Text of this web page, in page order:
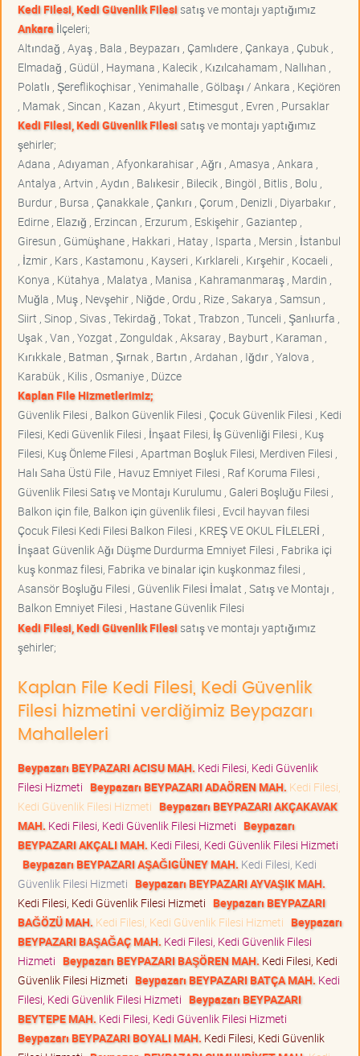
Kedi Filesi, Kedi Güvenlik Filesisatış ve montajı yaptığımız
Ankara İlçeleri;
Altındağ , Ayaş , Bala , Beypazarı , Çamlıdere , Çankaya , Çubuk ,
Elmadağ , Güdül , Haymana , Kalecik , Kızılcahamam , Nallıhan ,
Polatlı , Şereflikoçhisar , Yenimahalle , Gölbaşı / Ankara , Keçiören
, Mamak , Sincan , Kazan , Akyurt , Etimesgut , Evren , Pursaklar
Kedi Filesi, Kedi Güvenlik Filesisatış ve montajı yaptığımız
şehirler;
Adana , Adıyaman , Afyonkarahisar , Ağrı , Amasya , Ankara ,
Antalya , Artvin , Aydın , Balıkesir , Bilecik , Bingöl , Bitlis , Bolu ,
Burdur , Bursa , Çanakkale , Çankırı , Çorum , Denizli , Diyarbakır ,
Edirne , Elazığ , Erzincan , Erzurum , Eskişehir , Gaziantep ,
Giresun , Gümüşhane , Hakkari , Hatay , Isparta , Mersin , İstanbul
, İzmir , Kars , Kastamonu , Kayseri , Kırklareli , Kırşehir , Kocaeli ,
Konya , Kütahya , Malatya , Manisa , Kahramanmaraş , Mardin ,
Muğla , Muş , Nevşehir , Niğde , Ordu , Rize , Sakarya , Samsun ,
Siirt , Sinop , Sivas , Tekirdağ , Tokat , Trabzon , Tunceli , Şanlıurfa ,
Uşak , Van , Yozgat , Zonguldak , Aksaray , Bayburt , Karaman ,
Kırıkkale , Batman , Şırnak , Bartın , Ardahan , Iğdır , Yalova ,
Karabük , Kilis , Osmaniye , Düzce
Kaplan File Hizmetlerimiz;
Güvenlik Filesi , Balkon Güvenlik Filesi , Çocuk Güvenlik Filesi , Kedi
Filesi, Kedi Güvenlik Filesi , İnşaat Filesi, İş Güvenliği Filesi , Kuş
Filesi, Kuş Önleme Filesi , Apartman Boşluk Filesi, Merdiven Filesi ,
Halı Saha Üstü File , Havuz Emniyet Filesi , Raf Koruma Filesi ,
Güvenlik Filesi Satış ve Montajı Kurulumu , Galeri Boşluğu Filesi ,
Balkon için file, Balkon için güvenlik filesi , Evcil hayvan filesi
Çocuk Filesi Kedi Filesi Balkon Filesi , KREŞ VE OKUL FİLELERİ ,
İnşaat Güvenlik Ağı Düşme Durdurma Emniyet Filesi , Fabrika içi
kuş konmaz filesi, Fabrika ve binalar için kuşkonmaz filesi ,
Asansör Boşluğu Filesi , Güvenlik Filesi İmalat , Satış ve Montajı ,
Balkon Emniyet Filesi , Hastane Güvenlik Filesi
Kedi Filesi, Kedi Güvenlik Filesisatış ve montajı yaptığımız
şehirler;
Kaplan File Kedi Filesi, Kedi Güvenlik
Filesi hizmetini verdiğimiz Beypazarı
Mahalleleri
Beypazarı BEYPAZARI ACISU MAH. Kedi Filesi, Kedi Güvenlik
Filesi Hizmeti Beypazarı BEYPAZARI ADAÖREN MAH. Kedi Filesi,
Kedi Güvenlik Filesi Hizmeti Beypazarı BEYPAZARI AKÇAKAVAK
MAH. Kedi Filesi, Kedi Güvenlik Filesi Hizmeti Beypazarı
BEYPAZARI AKÇALI MAH. Kedi Filesi, Kedi Güvenlik Filesi Hizmeti
Beypazarı BEYPAZARI AŞAĞIGÜNEY MAH. Kedi Filesi, Kedi
Güvenlik Filesi Hizmeti Beypazarı BEYPAZARI AYVAŞIK MAH.
Kedi Filesi, Kedi Güvenlik Filesi Hizmeti Beypazarı BEYPAZARI
BAĞÖZÜ MAH. Kedi Filesi, Kedi Güvenlik Filesi Hizmeti Beypazarı
BEYPAZARI BAŞAĞAÇ MAH. Kedi Filesi, Kedi Güvenlik Filesi
Hizmeti Beypazarı BEYPAZARI BAŞÖREN MAH. Kedi Filesi, Kedi
Güvenlik Filesi Hizmeti Beypazarı BEYPAZARI BATÇA MAH. Kedi
Filesi, Kedi Güvenlik Filesi Hizmeti Beypazarı BEYPAZARI
BEYTEPE MAH. Kedi Filesi, Kedi Güvenlik Filesi Hizmeti
Beypazarı BEYPAZARI BOYALI MAH. Kedi Filesi, Kedi Güvenlik